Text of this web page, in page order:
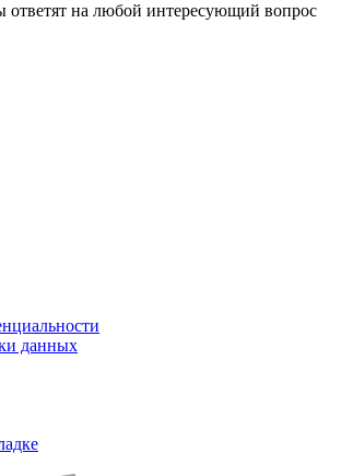
ответят на любой интересующий вопрос
данных